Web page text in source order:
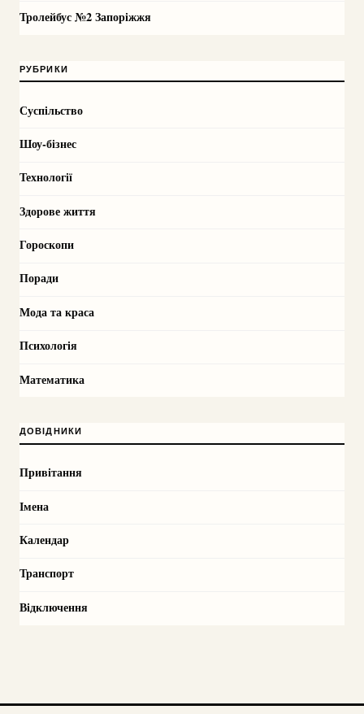
Тролейбус №2 Запоріжжя
РУБРИКИ
Суспільство
Шоу-бізнес
Технології
Здорове життя
Гороскопи
Поради
Мода та краса
Психологія
Математика
ДОВІДНИКИ
Привітання
Імена
Календар
Транспорт
Відключення